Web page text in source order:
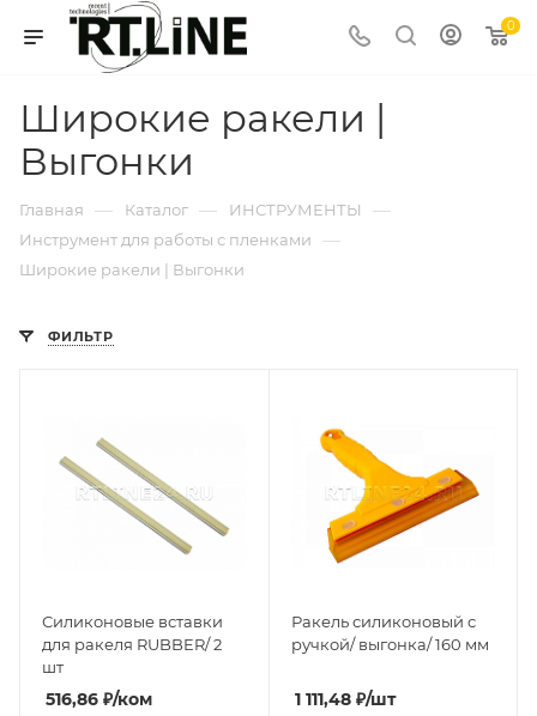
0
Широкие ракели |
Выгонки
Главная — Каталог — ИНСТРУМЕНТЫ —
Инструмент для работы с пленками —
Широкие ракели | Выгонки
ФИЛЬТР
Силиконовые вставки
для ракеля RUBBER/ 2
шт
516,86 ₽/ком
Ракель силиконовый с
ручкой/ выгонка/ 160 мм
1 111,48₽/шт